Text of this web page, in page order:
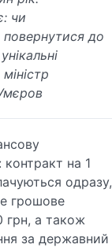
чи
до
контракт на 1
одразу,
грошове
грн, а також
за державний